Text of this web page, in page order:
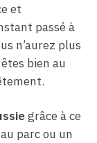
et
passé à
n’aurez plus
bien au
grâce à ce
parc ou un